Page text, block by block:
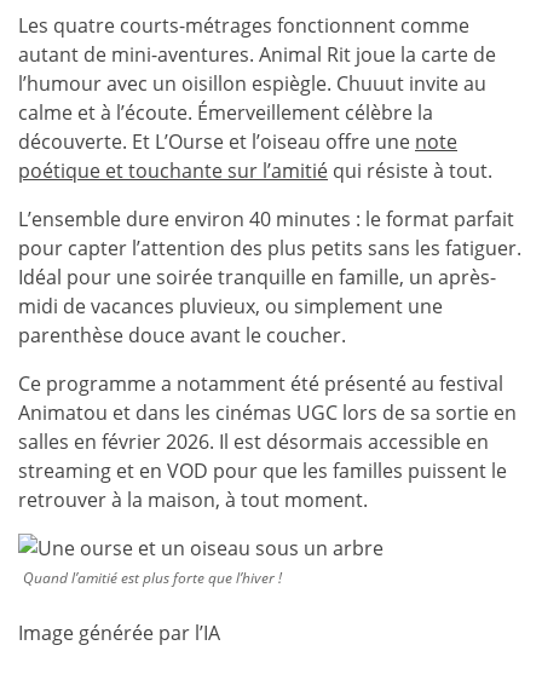
Les quatre courts-métrages fonctionnent comme
autant de mini-aventures. Animal Rit joue la carte de
l’humour avec un oisillon espiègle. Chuuut invite au
calme et à l’écoute. Émerveillement célèbre la
découverte. Et L’Ourse et l’oiseau offre une note
poétique et touchante sur l’amitié qui résiste à tout.
L’ensemble dure environ 40 minutes : le format parfait
pour capter l’attention des plus petits sans les fatiguer.
Idéal pour une soirée tranquille en famille, un après-
midi de vacances pluvieux, ou simplement une
parenthèse douce avant le coucher.
Ce programme a notamment été présenté au festival
Animatou et dans les cinémas UGC lors de sa sortie en
salles en février 2026. Il est désormais accessible en
streaming et en VOD pour que les familles puissent le
retrouver à la maison, à tout moment.
Quand l’amitié est plus forte que l’hiver !
Image générée par l’IA